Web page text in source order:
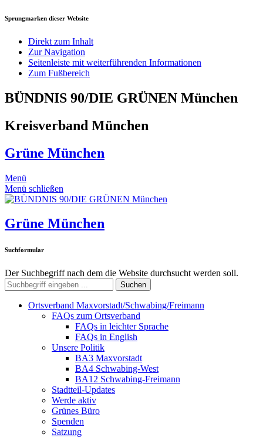
Sprungmarken dieser Website
Direkt zum Inhalt
Zur Navigation
Seitenleiste mit weiterführenden Informationen
Zum Fußbereich
BÜNDNIS 90/DIE GRÜNEN München
Kreisverband München
Grüne München
Menü
Menü schließen
Grüne München
Suchformular
Der Suchbegriff nach dem die Website durchsucht werden soll.
Suchen
Ortsverband Maxvorstadt/Schwabing/Freimann
FAQs zum Ortsverband
FAQs in leichter Sprache
FAQs in English
Unsere Politik
BA3 Maxvorstadt
BA4 Schwabing-West
BA12 Schwabing-Freimann
Stadtteil-Updates
Werde aktiv
Grünes Büro
Spenden
Satzung